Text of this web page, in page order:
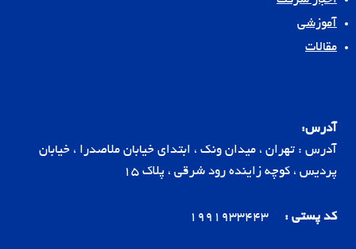
آموزشی
مقالات
آدرس:
آدرس : تهران ، میدان ونک ، ابتدای خیابان ملاصدرا ، خیابان
پردیس ، کوچه زاینده رود شرقی ، پلاک 15
کد پستی :